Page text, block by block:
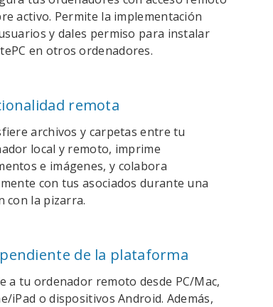
activo. Permite la implementación
y dales permiso para instalar
en otros ordenadores.
remota
archivos y carpetas entre tu
local y remoto, imprime
e imágenes, y colabora
con tus asociados durante una
con la pizarra.
de la plataforma
a tu ordenador remoto desde PC/Mac,
iPad o dispositivos Android. Además,